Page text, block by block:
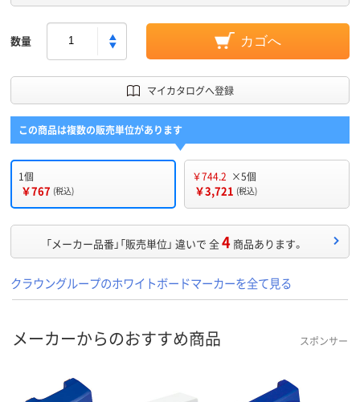
数量 カゴへ
マイカタログへ登録
この商品は複数の販売単位があります
1個
￥767 (税込)
￥744.2 ×5個
￥3,721 (税込)
「メーカー品番」「販売単位」 違いで 全4 商品あります。
クラウングループのホワイトボードマーカーを全て見る
メーカーからのおすすめ商品 スポンサー